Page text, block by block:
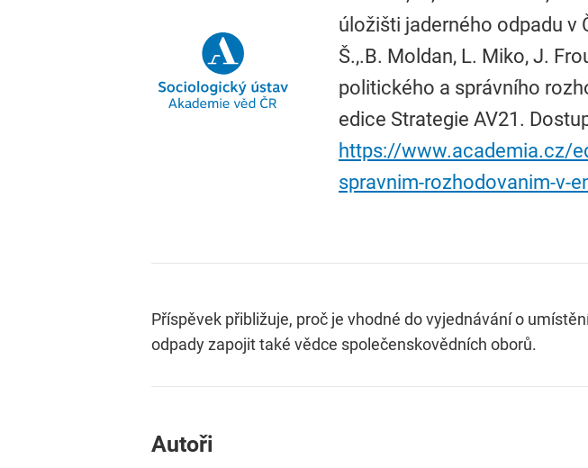
úložišti jaderného odpadu v
Š.,.B. Moldan, L. Miko, J.
politického a správního
edice Strategie AV21.
https://www.academia.cz/
spravnim-rozhodovanim-v-
Příspěvek přibližuje, proč je vhodné do vyjednávání o
odpady zapojit také vědce společenskovědních oborů.
Autoři